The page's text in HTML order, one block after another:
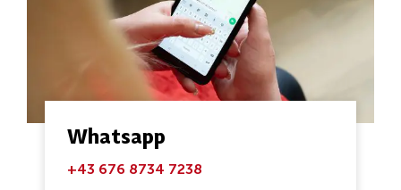
Whatsapp
+43 676 8734 7238